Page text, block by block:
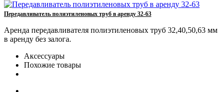
Передавливатель полиэтиленовых труб в аренду 32-63
Аренда передавливателя полиэтиленовых труб 32,40,50,63 мм
в аренду без залога.
Аксессуары
Похожие товары